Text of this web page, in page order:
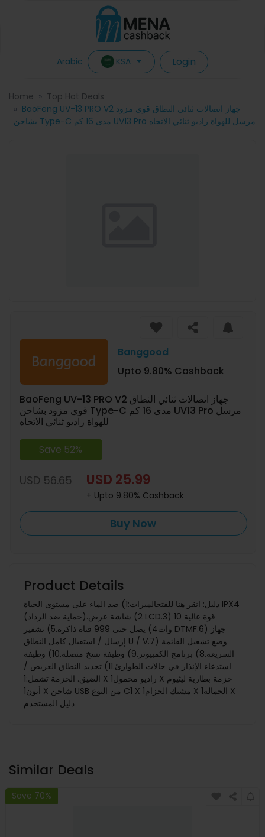
Arabic KSA Login
Home
Top Hot Deals
BaoFeng UV-13 PRO V2 جهاز اتصالات ثنائي النطاق قوي مزود
بشاحن Type-C مدى 16 كم UV13 Pro مرسل للهواة راديو ثنائي الاتجاه
Banggood
Upto 9.80% Cashback
BaoFeng UV-13 PRO V2 جهاز اتصالات ثنائي النطاق
قوي مزود بشاحن Type-C مدى 16 كم UV13 Pro مرسل
للهواة راديو ثنائي الاتجاه
Save 52%
USD 56.65 USD 25.99
+ Upto 9.80% Cashback
Buy Now
Product Details
دليل: انقر هنا للفتحالميزات:1) ضد الماء على مستوى الحياة IPX4
(حماية ضد الرذاذ).2) شاشة عرض LCD.3) قوة عالية 10
وات4) يصل حتى 999 قناة ذاكرة.5) تشفير DTMF.6) جهاز
إرسال / استقبال كامل النطاق U / V.7) وضع تشغيل القائمة
السريعة.8) برنامج الكمبيوتر.9) وظيفة نسخ متصلة.10) وظيفة
استدعاء الإنذار في حالات الطوارئ.11) تحديد النطاق العريض /
الضيق. الحزمة تشمل:1 X راديو محمول1 X حزمة بطارية ليثيوم
أيون1 X شاحن USB من النوع C1 X مشبك الحزام1 X الحمالة1 X
دليل المستخدم
Similar Deals
Save 70%